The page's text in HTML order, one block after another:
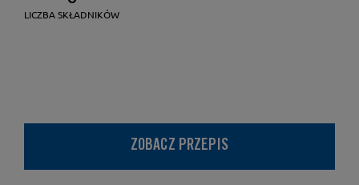
LICZBA SKŁADNIKÓW
ZOBACZ PRZEPIS